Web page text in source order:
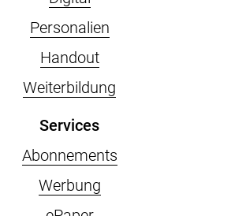
Personalien
Handout
Weiterbildung
Services
Abonnements
Werbung